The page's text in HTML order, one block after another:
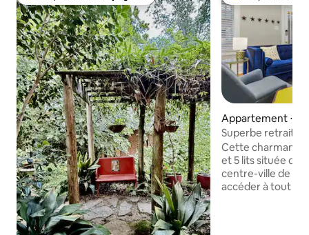
Appartement ⋅
Superbe retraite
Durham pour 8
Cette charmante
et 5 lits située
centre-ville de
accéder à tout ce